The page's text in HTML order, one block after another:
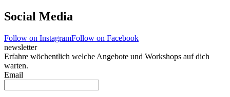
Social Media
Follow on InstagramFollow on Facebook
newsletter
Erfahre wöchentlich welche Angebote und Workshops auf dich
warten.
Email